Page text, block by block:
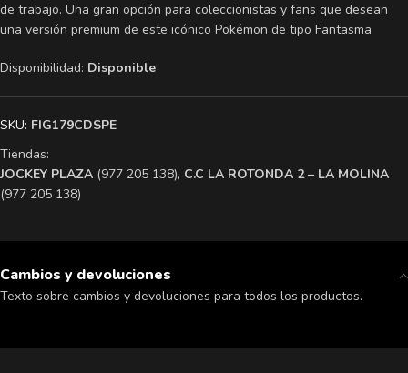
de trabajo. Una gran opción para coleccionistas y fans que desean
una versión premium de este icónico Pokémon de tipo Fantasma
Disponibilidad: Disponible
SKU: FIG179CDSPE
Tiendas:
​JOCKEY PLAZA (977 205 138), ​C.C LA ROTONDA 2 – LA MOLINA
(977 205 138)
Cambios y devoluciones
Texto sobre cambios y devoluciones para todos los productos.